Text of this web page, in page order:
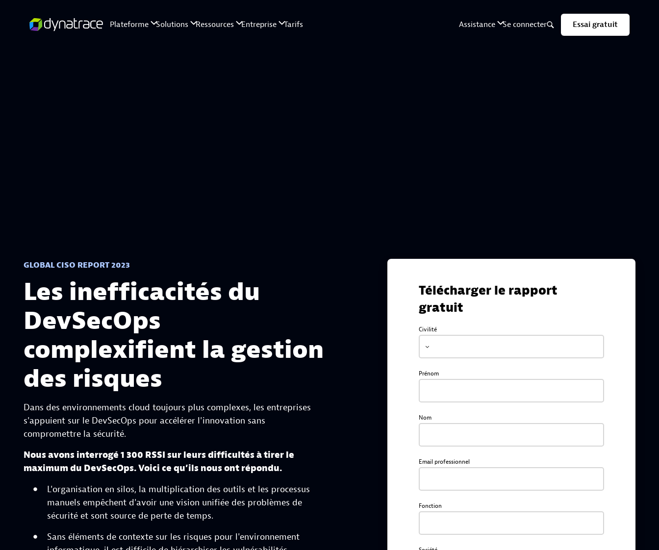
GLOBAL CISO REPORT 2023
Les inefficacités du
DevSecOps
complexifient la gestion
des risques
Dans des environnements cloud toujours plus complexes, les entreprises
s'appuient sur le DevSecOps pour accélérer l'innovation sans
compromettre la sécurité.
Nous avons interrogé 1 300 RSSI sur leurs difficultés à tirer le
maximum du DevSecOps. Voici ce qu’ils nous ont répondu.
L'organisation en silos, la multiplication des outils et les processus
manuels empêchent d'avoir une vision unifiée des problèmes de
sécurité et sont source de perte de temps.
Sans éléments de contexte sur les risques pour l'environnement
Télécharger le rapport
gratuit
Civilité
Prénom
Nom
Email professionnel
Fonction